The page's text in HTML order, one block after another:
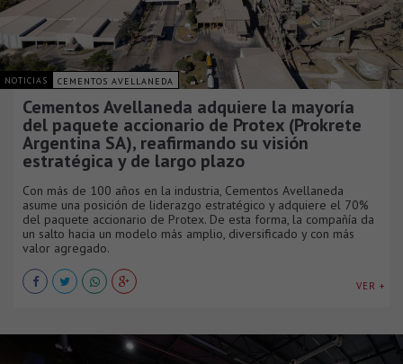
NOTICIAS CEMENTOS AVELLANEDA
Cementos Avellaneda adquiere la mayoría
del paquete accionario de Protex (Prokrete
Argentina SA), reafirmando su visión
estratégica y de largo plazo
Con más de 100 años en la industria, Cementos Avellaneda
asume una posición de liderazgo estratégico y adquiere el 70%
del paquete accionario de Protex. De esta forma, la compañía da
un salto hacia un modelo más amplio, diversificado y con más
valor agregado.
VER +